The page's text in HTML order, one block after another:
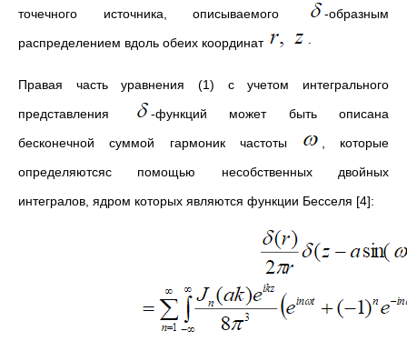
точечного источника, описываемого
-образным
распределением вдоль обеих координат
Правая часть уравнения (1) с учетом интегрального
представления
-функций может быть описана
бесконечной суммой гармоник частоты
, которые
определяютсяс помощью несобственных двойных
интегралов, ядром которых являются функции Бесселя [4]: